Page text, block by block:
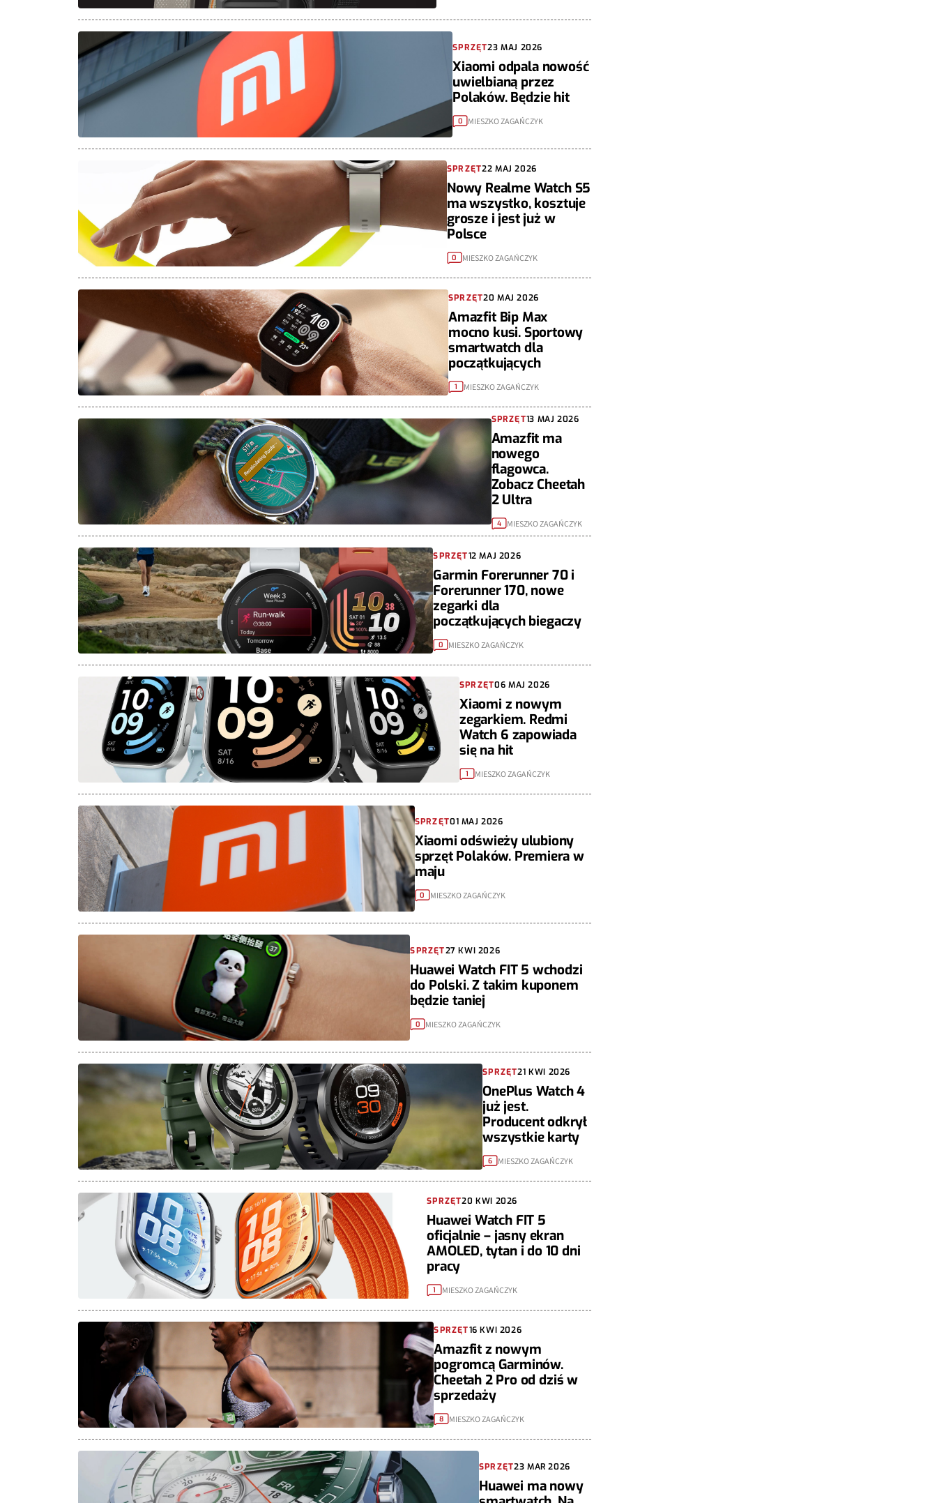
SPRZĘT23 MAJ 2026
Xiaomi odpala nowość
uwielbianą przez
Polaków. Będzie hit
0 MIESZKO ZAGAŃCZYK
SPRZĘT22 MAJ 2026
Nowy Realme Watch S5
ma wszystko, kosztuje
grosze i jest już w
Polsce
0 MIESZKO ZAGAŃCZYK
SPRZĘT20 MAJ 2026
Amazfit Bip Max
mocno kusi. Sportowy
smartwatch dla
początkujących
1 MIESZKO ZAGAŃCZYK
SPRZĘT13 MAJ 2026
Amazfit ma
nowego
flagowca.
Zobacz Cheetah
2 Ultra
4 MIESZKO ZAGAŃCZYK
SPRZĘT12 MAJ 2026
Garmin Forerunner 70 i
Forerunner 170, nowe
zegarki dla
początkujących biegaczy
0 MIESZKO ZAGAŃCZYK
SPRZĘT06 MAJ 2026
Xiaomi z nowym
zegarkiem. Redmi
Watch 6 zapowiada
się na hit
1 MIESZKO ZAGAŃCZYK
SPRZĘT01 MAJ 2026
Xiaomi odświeży ulubiony
sprzęt Polaków. Premiera w
maju
0 MIESZKO ZAGAŃCZYK
SPRZĘT27 KWI 2026
Huawei Watch FIT 5 wchodzi
do Polski. Z takim kuponem
będzie taniej
0 MIESZKO ZAGAŃCZYK
SPRZĘT21 KWI 2026
OnePlus Watch 4
już jest.
Producent odkrył
wszystkie karty
6 MIESZKO ZAGAŃCZYK
SPRZĘT20 KWI 2026
Huawei Watch FIT 5
oficjalnie – jasny ekran
AMOLED, tytan i do 10 dni
pracy
1 MIESZKO ZAGAŃCZYK
SPRZĘT16 KWI 2026
Amazfit z nowym
pogromcą Garminów.
Cheetah 2 Pro od dziś w
sprzedaży
8 MIESZKO ZAGAŃCZYK
SPRZĘT23 MAR 2026
Huawei ma nowy